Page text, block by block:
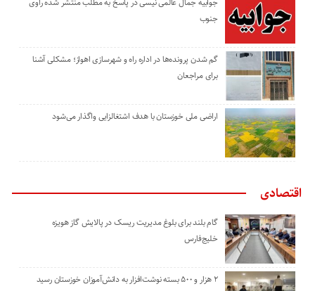
جنوب
گم شدن پرونده‌ها در اداره راه و شهرسازی اهواز؛ مشکلی آشنا
برای مراجعان
اراضی ملی خوزستان با هدف اشتغالزایی واگذار می‌شود
اقتصادی
گام بلند برای بلوغ مدیریت ریسک در پالایش گاز هویزه
خلیج‌فارس
۲ هزار و ۵۰۰ بسته نوشت‌افزار به دانش‌آموزان خوزستان رسید